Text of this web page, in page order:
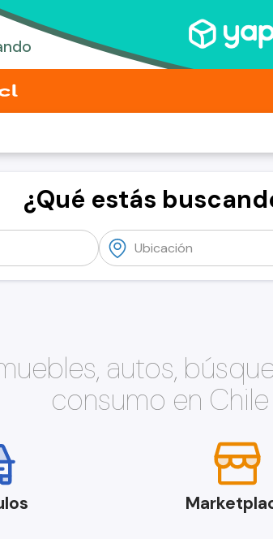
¿Qué estás
autos,
consumo en Chile